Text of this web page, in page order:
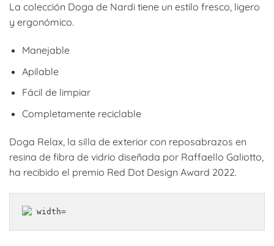
La colección Doga de Nardi tiene un estilo fresco, ligero
y ergonómico.
Manejable
Apilable
Fácil de limpiar
Completamente reciclable
Doga Relax, la silla de exterior con reposabrazos en
resina de fibra de vidrio diseñada por Raffaello Galiotto,
ha recibido el premio Red Dot Design Award 2022.